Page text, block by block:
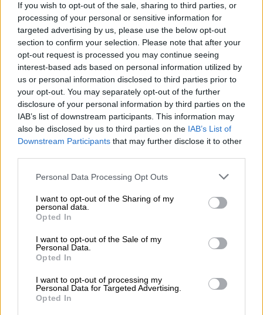
If you wish to opt-out of the sale, sharing to third parties, or
processing of your personal or sensitive information for
targeted advertising by us, please use the below opt-out
section to confirm your selection. Please note that after your
opt-out request is processed you may continue seeing
interest-based ads based on personal information utilized by
us or personal information disclosed to third parties prior to
your opt-out. You may separately opt-out of the further
disclosure of your personal information by third parties on the
IAB’s list of downstream participants. This information may
also be disclosed by us to third parties on the IAB’s List of
Downstream Participants that may further disclose it to other
Please note that this website/app uses one or more Google
not limited to your visit or usage behaviour. You may click to
grant or deny consent to Google and its third-party tags to
use your data for below specified purposes in below Google
consent section.
Personal Data Processing Opt Outs
I want to opt-out of the Sharing of my
personal data.
Opted In
I want to opt-out of the Sale of my
Personal Data.
Opted In
I want to opt-out of processing my
Personal Data for Targeted Advertising.
Opted In
Ηαύξηση του πληθυσμού των μοβ μεδουσών
έχει προκαλέσει προβληματισμότόσο στους
επισκέπτες των παραλιών όσο και στους
υπεύθυνους φορείς, οι οποίοι
παρακολουθούν στενά τις περιοχές
εμφάνισής τους.
Τοτσίμπημα της συγκεκριμένης μέδουσας
χαρακτηρίζεται ως ιδιαίτερα οδυνηρό και,
σε ορισμένες περιπτώσεις, μπορεί να
ειδικοί συνιστούν ιδιαίτερη προσοχή και
ακολουθία των προβλεπόμενων οδηγιών σε
περίπτωση επαφής με το θαλάσσιο αυτό
είδος.
Ο χάρτης με τις καταγραφές για τον
Παρατηρητήριο έχει αναρτήσει χάρτες